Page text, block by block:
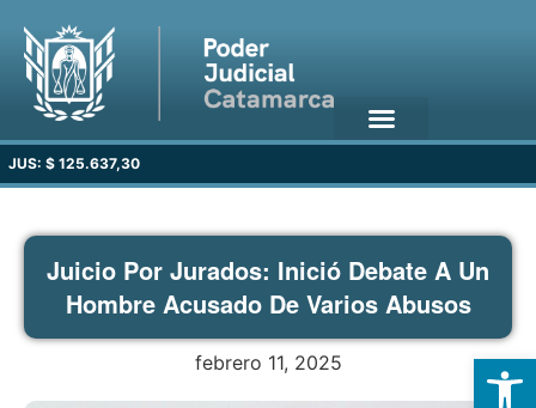
JUS: $ 125.637,30
Juicio Por Jurados: Inició Debate A Un
Hombre Acusado De Varios Abusos
febrero 11, 2025